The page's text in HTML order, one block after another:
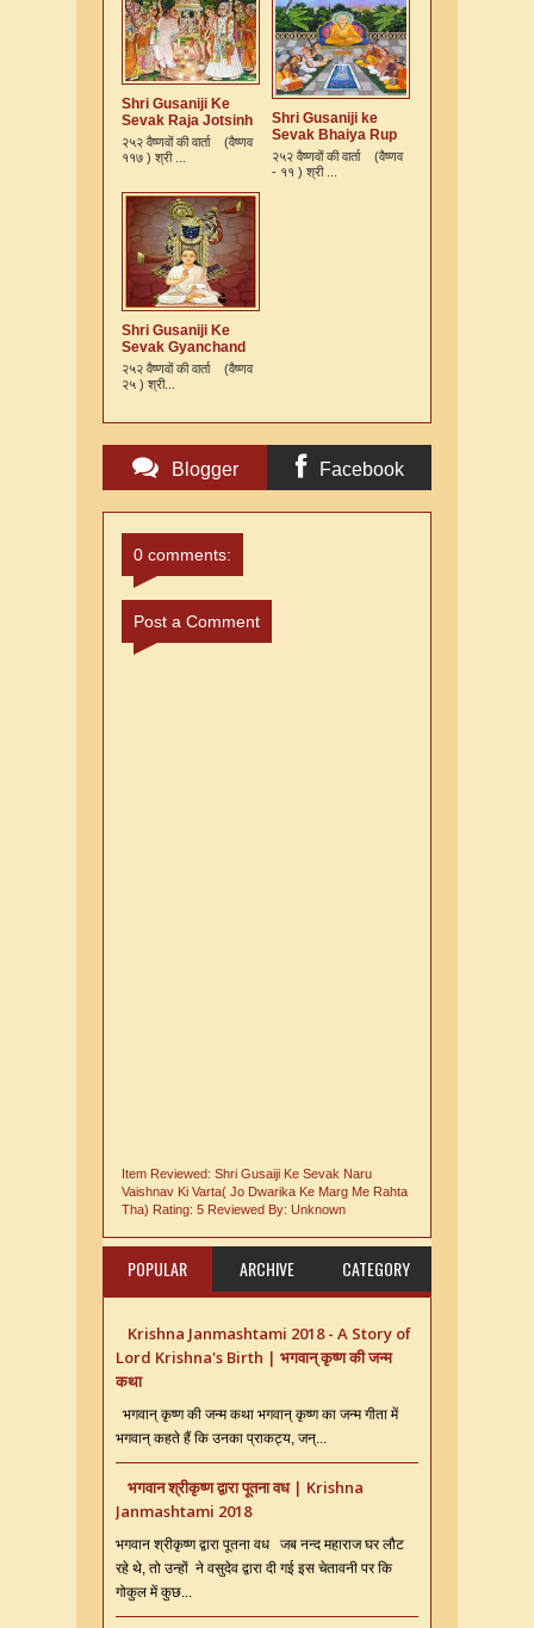
Shri Gusaniji Ke
Sevak Raja Jotsinh
Ki Varta
२५२ वैष्णवों की वार्ता (वैष्णव
११७ ) श्री ...
Shri Gusaniji ke
Sevak Bhaiya Rup
Murari Kshatriya Ki
Varta
२५२ वैष्णवों की वार्ता (वैष्णव
- ११ ) श्री ...
Shri Gusaniji Ke
Sevak Gyanchand
Ki Varta
२५२ वैष्णवों की वार्ता (वैष्णव
२५ ) श्री...
Blogger
Comments
Facebook
Comments
0 comments:
Post a Comment
Item Reviewed: Shri Gusaiji Ke Sevak Naru
Vaishnav Ki Varta( Jo Dwarika Ke Marg Me Rahta
Tha) Rating: 5 Reviewed By: Unknown
POPULAR ARCHIVE CATEGORY
Krishna Janmashtami 2018 - A Story of
Lord Krishna's Birth | भगवान् कृष्ण की जन्म
कथा
भगवान् कृष्ण की जन्म कथा भगवान् कृष्ण का जन्म गीता में
भगवान् कहते हैं कि उनका प्राकट्य, जन्...
भगवान श्रीकृष्ण द्वारा पूतना वध | Krishna
Janmashtami 2018
भगवान श्रीकृष्ण द्वारा पूतना वध जब नन्द महाराज घर लौट
रहे थे, तो उन्हों ने वसुदेव द्वारा दी गई इस चेतावनी पर कि
गोकुल में कुछ...